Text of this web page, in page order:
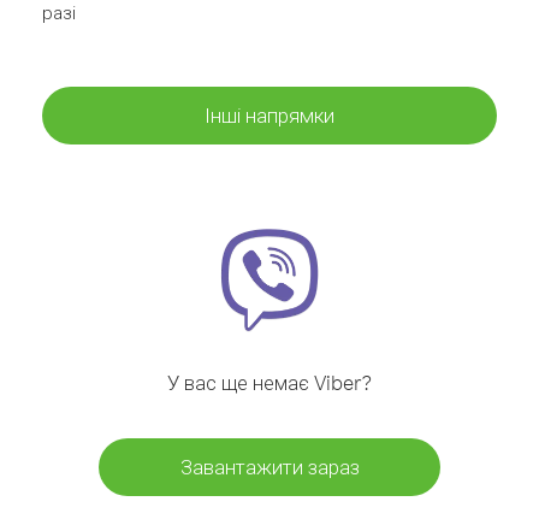
разі
Інші напрямки
У вас ще немає Viber?
Завантажити зараз